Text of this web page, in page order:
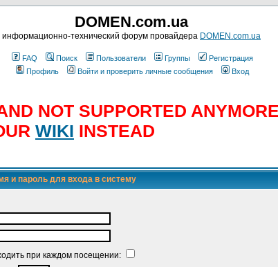
DOMEN.com.ua
информационно-технический форум провайдера DOMEN.com.ua
FAQ Поиск Пользователи Группы
Регистрация
Профиль
Войти и проверить личные сообщения Вход
NOT SUPPORTED ANYMORE
WIKI INSTEAD
и пароль для входа в систему
при каждом посещении: